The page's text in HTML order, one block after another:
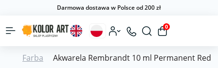
Darmowa dostawa w Polsce od 200 zł
0
Farba Akwarela Rembrandt 10 ml Permanent Red